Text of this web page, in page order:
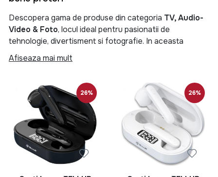
Descopera gama de produse din categoria TV, Audio-
Video & Foto, locul ideal pentru pasionatii de
tehnologie, divertisment si fotografie. In aceasta
categorie gasesti televizoare moderne, sisteme audio
performante, soundbar-uri, boxe portabile, proiectoare,
menite sa iti transforme experienta de vizionare si
redare a continutului multimedia.
CategoriaTV, Audio-Video & Foto reuneste produse
de ultima generatie pentru locuinta, birou sau spatii
comerciale. Fie ca iti doresti un televizor Smart TV 4K
pentru filme si seriale, un sistem audio puternic pentru
petreceri, o boxa Bluetooth portabila pentru calatorii
Afiseaza mai mult
26% 26%